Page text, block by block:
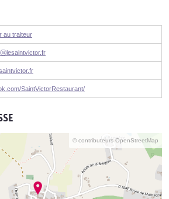
au traiteur
SaintVictorRestaurant/
© contributeurs OpenStreetMap